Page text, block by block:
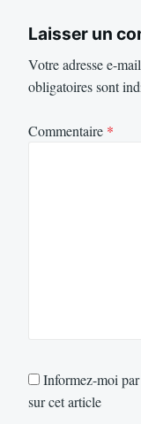
Laisser un
Votre adresse e-
obligatoires sont
Commentaire *
Informez-moi
sur cet article